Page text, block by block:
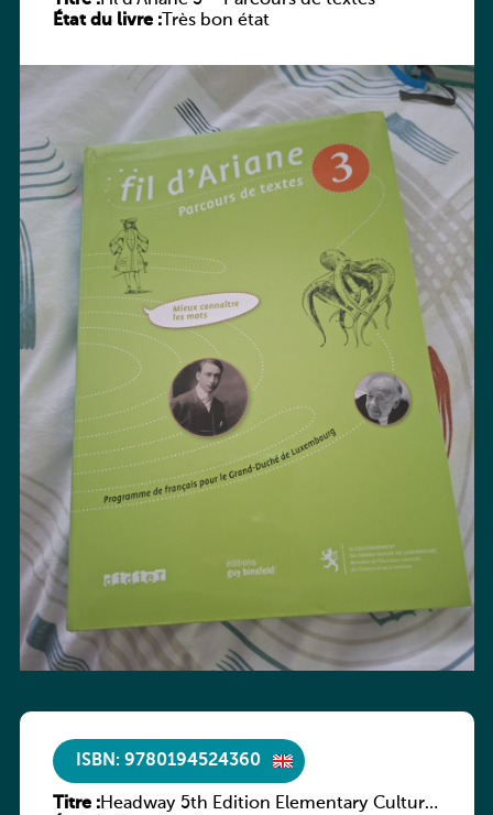
État du livre :Très bon état
ISBN: 9780194524360
Titre :Headway 5th Edition Elementary Culture